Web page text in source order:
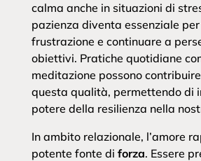
calma anche in situazioni di
pazienza diventa essenziale
frustrazione e continuare a
obiettivi. Pratiche quotidiane
meditazione possono
questa qualità, permettendo di
potere della resilienza nella
In ambito relazionale, l’amore
potente fonte di forza. Essere